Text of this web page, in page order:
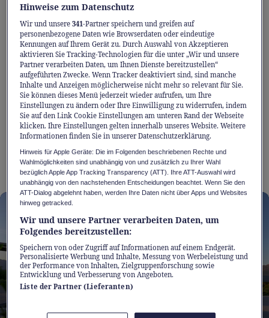
die von der Schönheit fliessender Bewegung
inspiriert ist. Formen und Linien scheinen
wie in einem Augenblick festgehalten, in dem
Kraft und Eleganz im Gleichgewicht sind –
eine Gestaltung, die Dynamik erzeugt, noch
bevor sich das Fahrzeug in Bewegung setzt.
Jede Kontur hat dabei einen klaren Zweck: Sie
unterstützt die Effizienz, trägt zur
aerodynamischen Balance bei und ist weit
mehr als reine Zierde.
Hinweise zum Datenschutz
Wir und unsere341-Partner speichern und greifen auf
personenbezogene Daten wie Browserdaten oder eindeutige
Kennungen auf Ihrem Gerät zu. Durch Auswahl von Akzeptieren
aktivieren Sie Tracking-Technologien für die unter „Wir und unsere
Partner verarbeiten Daten, um Ihnen Dienste bereitzustellen“
aufgeführten Zwecke. Wenn Tracker deaktiviert sind, sind manche
Inhalte und Anzeigen möglicherweise nicht mehr so relevant für Sie.
Sie können dieses Menü jederzeit wieder aufrufen, um Ihre
Einstellungen zu ändern oder Ihre Einwilligung zu widerrufen, indem
Sie auf den Link Cookie Einstellungen am unteren Rand der Webseite
klicken. Ihre Einstellungen gelten innerhalb unseres Website. Weitere
Informationen finden Sie in unserer Datenschutzerklärung.
Hinweis für Apple Geräte: Die im Folgenden beschriebenen Rechte und
Wahlmöglichkeiten sind unabhängig von und zusätzlich zu Ihrer Wahl
bezüglich Apple App Tracking Transparency (ATT). Ihre ATT-Auswahl wird
unabhängig von den nachstehenden Entscheidungen beachtet. Wenn Sie den
ATT-Dialog abgelehnt haben, werden Ihre Daten nicht über Apps und Websites
hinweg getracked.
Wir und unsere Partner verarbeiten Daten, um
Folgendes bereitzustellen:
Speichern von oder Zugriff auf Informationen auf einem Endgerät.
Personalisierte Werbung und Inhalte, Messung von Werbeleistung und
der Performance von Inhalten, Zielgruppenforschung sowie
Entwicklung und Verbesserung von Angeboten.
Liste der Partner (Lieferanten)